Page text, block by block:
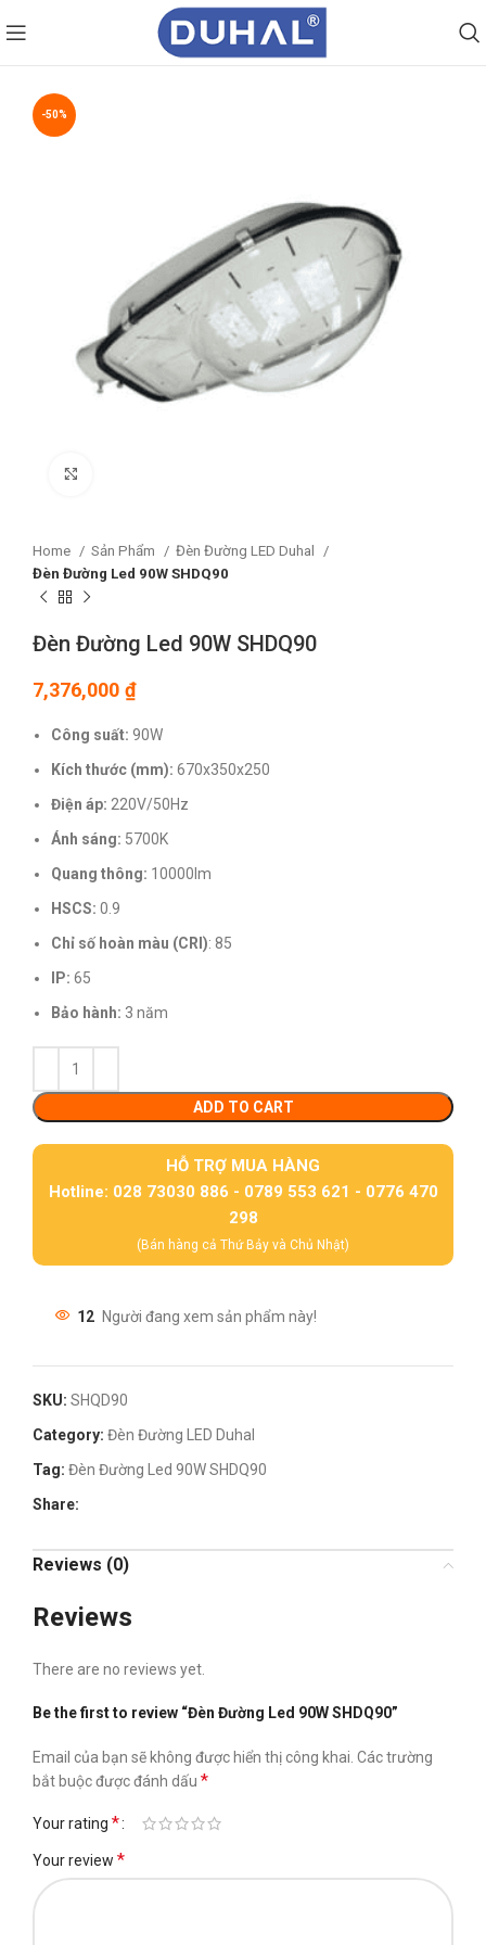
-50%
Home Sản Phẩm
Đèn Đường LED Duhal
Đèn Đường Led 90W SHDQ90
Đèn Đường Led 90W SHDQ90
7,376,000 ₫
Công suất: 90W
Kích thước (mm): 670x350x250
Điện áp: 220V/50Hz
Ánh sáng: 5700K
Quang thông: 10000lm
HSCS: 0.9
Chỉ số hoàn màu (CRI): 85
IP: 65
Bảo hành: 3 năm
ADD TO CART
HỖ TRỢ MUA HÀNG
Hotline: 028 73030 886 - 0789 553 621 - 0776 470
298
(Bán hàng cả Thứ Bảy và Chủ Nhật)
12 Người đang xem sản phẩm này!
SKU: SHQD90
Category: Đèn Đường LED Duhal
Tag: Đèn Đường Led 90W SHDQ90
Share:
Reviews (0)
Reviews
There are no reviews yet.
Be the first to review “Đèn Đường Led 90W SHDQ90”
Email của bạn sẽ không được hiển thị công khai. Các trường
bắt buộc được đánh dấu *
Your rating *
Your review *